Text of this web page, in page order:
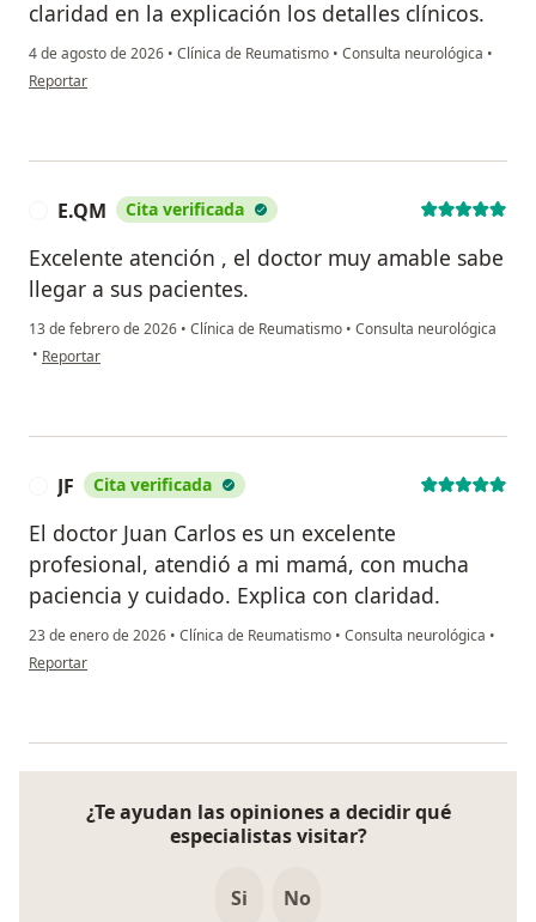
claridad en la explicación los detalles clínicos.
4 de agosto de 2026 • Clínica de Reumatismo • Consulta neurológica •
en opinión del usuario Carlos Leyva
Reportar
E.QM Cita verificada
Excelente atención , el doctor muy amable sabe
llegar a sus pacientes.
13 de febrero de 2026 • Clínica de Reumatismo • Consulta neurológica
• en opinión del usuario E.QM
Reportar
JF Cita verificada
El doctor Juan Carlos es un excelente
profesional, atendió a mi mamá, con mucha
paciencia y cuidado. Explica con claridad.
23 de enero de 2026 • Clínica de Reumatismo • Consulta neurológica •
en opinión del usuario JF
Reportar
¿Te ayudan las opiniones a decidir qué
especialistas visitar?
Si No